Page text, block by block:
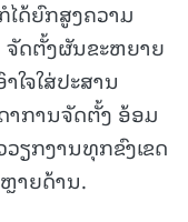
ດ້ຍົກສູງຄວາມ
ດຕັ້ງຜັນຂະຫຍາຍ
ໃຈໃສ່ປະສານ
ການຈັດຕັ້ງ ອ້ອມ
ຽກງານທຸກຂົງເຂດ
າຍດ້ານ.